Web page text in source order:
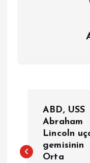
z
ABD, USS
Abraham
Lincoln
gemisinin
Orta